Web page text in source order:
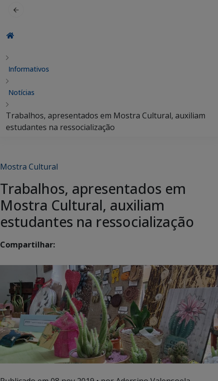
Informativos
Notícias
Trabalhos, apresentados em Mostra Cultural, auxiliam
estudantes na ressocialização
Mostra Cultural
Trabalhos, apresentados em
Mostra Cultural, auxiliam
estudantes na ressocialização
Compartilhar: